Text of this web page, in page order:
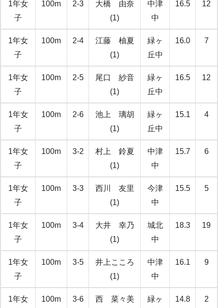
1年女
子
100m 2-3
大橋 由奈
(1)
中津
中
16.5 12
1年女
子
100m 2-4
江藤 柚夏
(1)
緑ヶ
丘中
16.0 7
1年女
子
100m 2-5
尾口 紗音
(1)
緑ヶ
丘中
16.5 12
1年女
子
100m 2-6
池上 璃胡
(1)
緑ヶ
丘中
15.1 4
1年女
子
100m 3-2
村上 鈴夏
(1)
中津
中
15.7 6
1年女
子
100m 3-3
西川 友里
(1)
今津
中
15.5 5
1年女
子
100m 3-4
大井 幸乃
(1)
城北
中
18.3 19
1年女
子
100m 3-5
井上こころ
(1)
中津
中
16.1 9
1年女
100m 3-6
西 菜々美
緑ヶ
14.8 2